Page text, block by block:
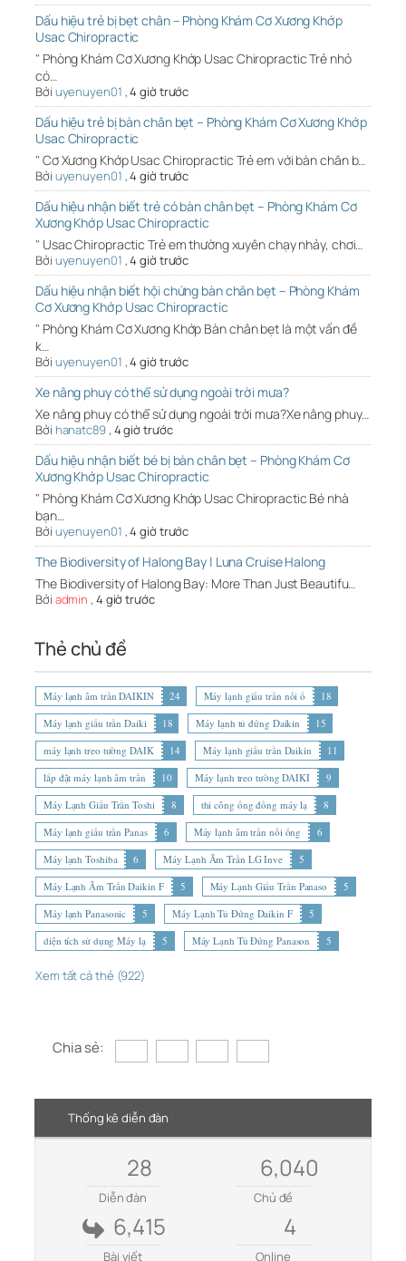
Dấu hiệu trẻ bị bẹt chân – Phòng Khám Cơ Xương Khớp
Usac Chiropractic
" Phòng Khám Cơ Xương Khớp Usac Chiropractic Trẻ nhỏ
có…
Bởi uyenuyen01 ,4 giờ trước
Dấu hiệu trẻ bị bàn chân bẹt – Phòng Khám Cơ Xương Khớp
Usac Chiropractic
" Cơ Xương Khớp Usac Chiropractic Trẻ em với bàn chân b…
Bởi uyenuyen01 ,4 giờ trước
Dấu hiệu nhận biết trẻ có bàn chân bẹt – Phòng Khám Cơ
Xương Khớp Usac Chiropractic
" Usac Chiropractic Trẻ em thường xuyên chạy nhảy, chơi…
Bởi uyenuyen01 ,4 giờ trước
Dấu hiệu nhận biết hội chứng bàn chân bẹt – Phòng Khám
Cơ Xương Khớp Usac Chiropractic
" Phòng Khám Cơ Xương Khớp Bàn chân bẹt là một vấn đề
k…
Bởi uyenuyen01 ,4 giờ trước
Xe nâng phuy có thể sử dụng ngoài trời mưa?
Xe nâng phuy có thể sử dụng ngoài trời mưa?Xe nâng phuy…
Bởi hanatc89, 4 giờ trước
Dấu hiệu nhận biết bé bị bàn chân bẹt – Phòng Khám Cơ
Xương Khớp Usac Chiropractic
" Phòng Khám Cơ Xương Khớp Usac Chiropractic Bé nhà
bạn…
Bởi uyenuyen01 ,4 giờ trước
The Biodiversity of Halong Bay | Luna Cruise Halong
The Biodiversity of Halong Bay: More Than Just Beautifu…
Bởi admin , 4 giờ trước
Thẻ chủ đề
Máy lạnh âm trần DAIKIN 24 Máy lạnh giấu trần nối ố
18
Máy lạnh giấu trần Daiki
18 Máy lạnh tủ đứng Daikin
15
máy lạnh treo tường DAIK
14 Máy lạnh giấu trần Daikin
11
lắp đặt máy lạnh âm trần
10 Máy lạnh treo tường DAIKI
9
Máy Lạnh Giấu Trần Toshi
8 thi công ống đồng máy lạ
8
Máy lạnh giấu trần Panas
6 Máy lạnh âm trần nối ống
6
Máy lạnh Toshiba
6 Máy Lạnh Âm Trần LG Inve
5
Máy Lạnh Âm Trần Daikin F
5 Máy Lạnh Giấu Trần Panaso
5
Máy lạnh Panasonic
5 Máy Lạnh Tủ Đứng Daikin F
5
diện tích sử dụng Máy lạ
5 Máy Lạnh Tủ Đứng Panason 5
Xem tất cả thẻ (922)
Chia sẻ:
Thống kê diễn đàn
28
Diễn đàn
6,040
Chủ đề
6,415
Bài viết
4
Online